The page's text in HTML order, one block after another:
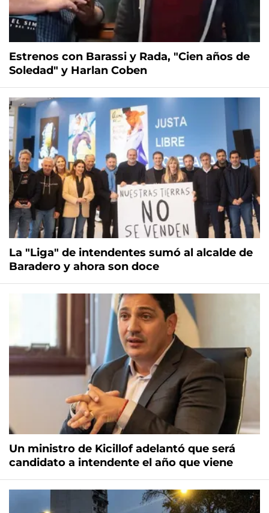
Estrenos con Barassi y Rada, "Cien años de
Soledad" y Harlan Coben
La "Liga" de intendentes sumó al alcalde de
Baradero y ahora son doce
Un ministro de Kicillof adelantó que será
candidato a intendente el año que viene